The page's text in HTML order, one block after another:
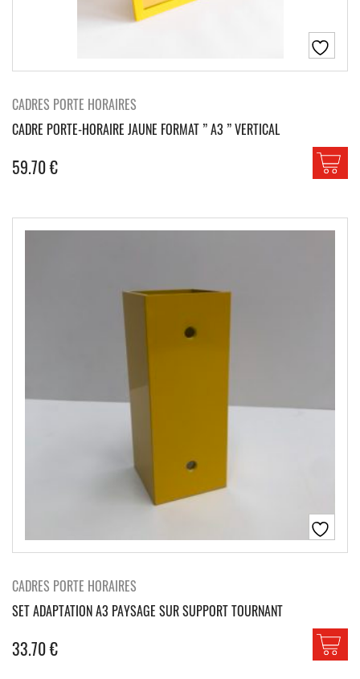
CADRES PORTE HORAIRES
CADRE PORTE-HORAIRE JAUNE FORMAT ” A3 ” VERTICAL
59.70€
CADRES PORTE HORAIRES
SET ADAPTATION A3 PAYSAGE SUR SUPPORT TOURNANT
33.70€